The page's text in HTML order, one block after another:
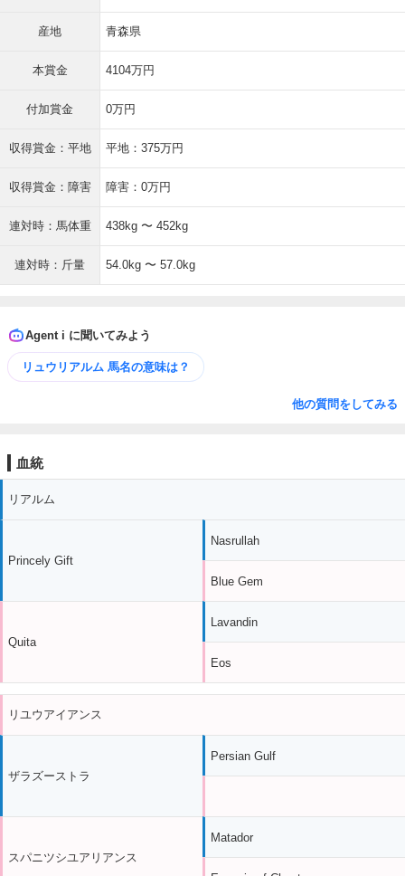
産地 青森県
本賞金 4104万円
付加賞金 0万円
収得賞金：平地 平地：375万円
収得賞金：障害 障害：0万円
連対時：馬体重 438kg 〜 452kg
連対時：斤量 54.0kg 〜 57.0kg
Agent i に聞いてみよう
リュウリアルム 馬名の意味は？
他の質問をしてみる
血統
リアルム
Princely Gift
Quita
Nasrullah
Blue Gem
Lavandin
Eos
リユウアイアンス
ザラズーストラ
スパニツシユアリアンス
Persian Gulf
Matador